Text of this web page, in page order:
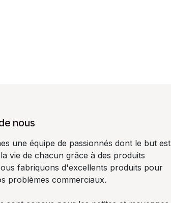
nous
une équipe de passionnés dont le but est
vie de chacun grâce à des produits
fabriquons d'excellents produits pour
problèmes commerciaux.